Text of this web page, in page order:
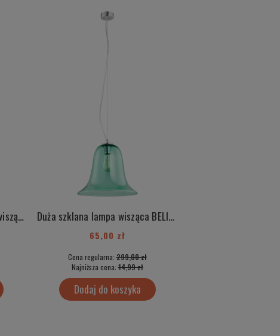
Duża szklana różowa lampa wisząca BELIZE 3714 Duża szklana lampa wisząca BELIZE 3713
65,00 zł
Cena regularna:299,00 zł
Najniższa cena:14,99 zł
Dodaj do koszyka